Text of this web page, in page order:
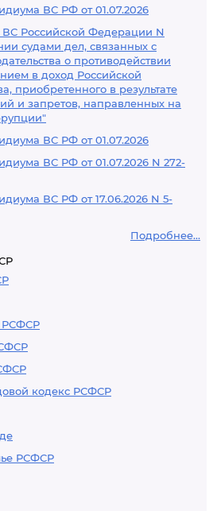
ВС РФ от 01.07.2026
ВС Российской Федерации N
судами дел, связанных с
о противодействии
в доход Российской
приобретенного в результате
и запретов, направленных на
ВС РФ от 01.07.2026
ВС РФ от 01.07.2026 N 272-
ВС РФ от 17.06.2026 N 5-
Подробнее...
РСФСР
кодекс РСФСР
РСФСР